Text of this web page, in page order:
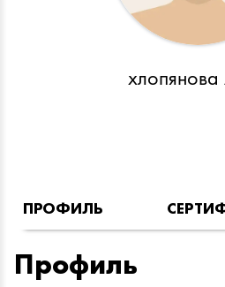
хлопянова
ПРОФИЛЬ
Профиль